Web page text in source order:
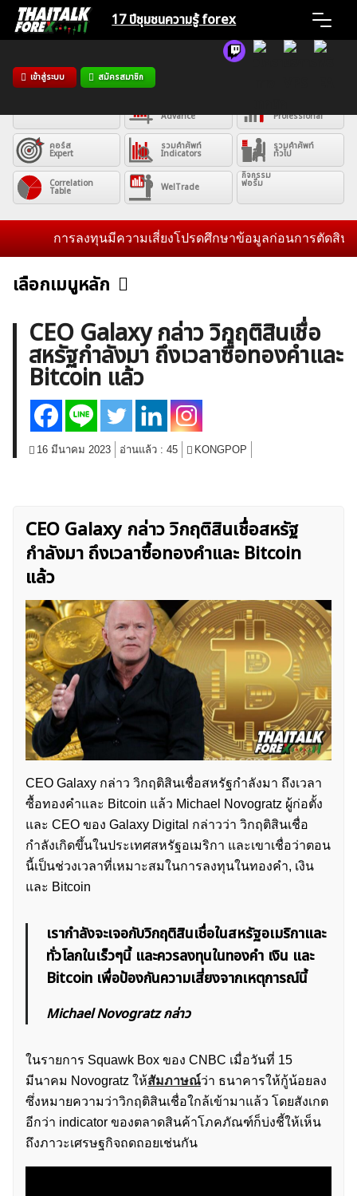
Skip
17 ปีชุมชนความรู้ forex
เข้าสู่ระบบ สมัครสมาชิก
Home
News
Articles
VPS Register
ค้นหา
สำหรับ:
Advance Professional
คอร์ส
Expert
รวมคำศัพท์
Indicators
รวมคำศัพท์
ทั่วไป
Correlation
Table WelTrade
กิจกรรม
ฟอรั่ม
การลงทุนมีความเสี่ยงโปรดศึกษาข้อมูลก่อนการตัดสินใจล
เลือกเมนูหลัก
ข่าวฟอเร็กซ์และสกุลเงิน คริปโตเคอร์เรนซี
ฟรีซิกแนล รายวัน
บทวิเคราะห์
เศรษฐกิจทั่วไป ดัชนี-หุ้น
พันธบัตร
สินค้าโภคภัณฑ์
โบรกเกอร์ FX
กองทุน Forex
ฟรี EA
CEO Galaxy กล่าว วิกฤติสินเชื่อ
สหรัฐกำลังมา ถึงเวลาซื้อทองคำและ
Bitcoin แล้ว
16 มีนาคม 2023 อ่านแล้ว : 45 KONGPOP
CEO Galaxy กล่าว วิกฤติสินเชื่อสหรัฐ
กำลังมา ถึงเวลาซื้อทองคำและ Bitcoin
แล้ว
CEO Galaxy กล่าว วิกฤติสินเชื่อสหรัฐกำลังมา ถึงเวลา
ซื้อทองคำและ Bitcoin แล้ว Michael Novogratz ผู้ก่อตั้ง
และ CEO ของ Galaxy Digital กล่าวว่า วิกฤติสินเชื่อ
กำลังเกิดขึ้นในประเทศสหรัฐอเมริกา และเขาเชื่อว่าตอน
นี้เป็นช่วงเวลาที่เหมาะสมในการลงทุนในทองคำ, เงิน
และ Bitcoin
เรากำลังจะเจอกับวิกฤติสินเชื่อในสหรัฐอเมริกาและ
ทั่วโลกในเร็วๆนี้ และควรลงทุนในทองคำ เงิน และ
Bitcoin เพื่อป้องกันความเสี่ยงจากเหตุการณ์นี้
Michael Novogratz กล่าว
ในรายการ Squawk Box ของ CNBC เมื่อวันที่ 15
มีนาคม Novogratz ให้สัมภาษณ์ว่า ธนาคารให้กู้น้อยลง
ซึ่งหมายความว่าวิกฤติสินเชื่อใกล้เข้ามาแล้ว โดยสังเกต
อีกว่า indicator ของตลาดสินค้าโภคภัณฑ์ก็บ่งชี้ให้เห็น
ถึงภาวะเศรษฐกิจถดถอยเช่นกัน